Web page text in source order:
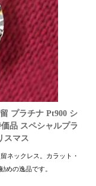
プラチナ Pt900 シ
品 スペシャルプラ
スマス
ネックレス。カラット・
めの逸品です。